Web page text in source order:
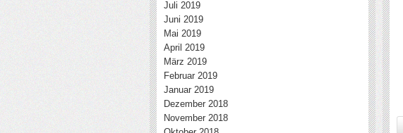
Juli 2019
Juni 2019
Mai 2019
April 2019
März 2019
Februar 2019
Januar 2019
Dezember 2018
November 2018